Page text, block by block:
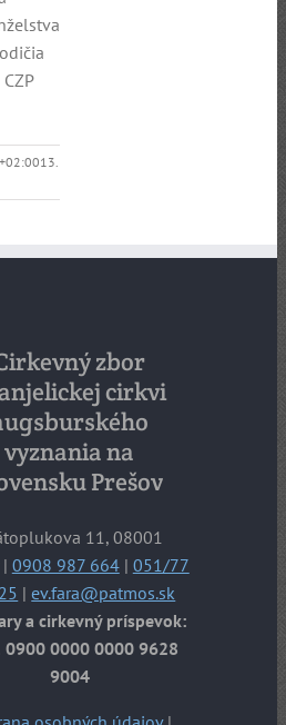
13.
zbor
cirkvi
vyznania na
Prešov
11, 08001
0908 987 664| 051/77
|ev.fara@patmos.sk
a cirkevný príspevok:
0900 0000 0000 9628
9004